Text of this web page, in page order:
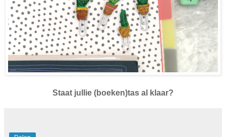
Staat jullie (boeken)tas al klaar?